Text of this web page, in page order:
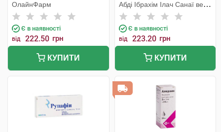
ОлайнФарм
Є в наявності
від 222.50 грн
КУПИТИ
Абді Ібрахім Ілач Санаї ве
Тіджарет
Є в наявності
від 223.20 грн
КУПИТИ